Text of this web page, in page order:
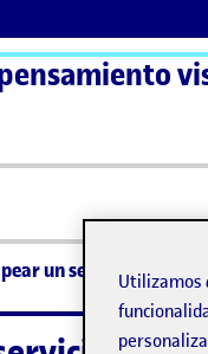
un servicio. PEC 3.
Utilizamos